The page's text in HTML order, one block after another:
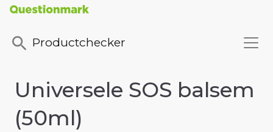
Productchecker
Universele SOS balsem
(50ml)